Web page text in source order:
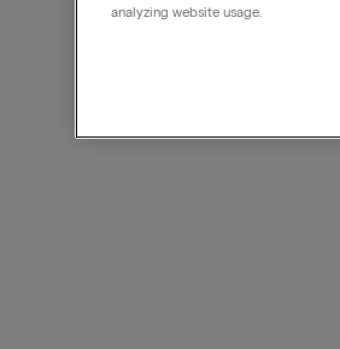
analyzing website usage.